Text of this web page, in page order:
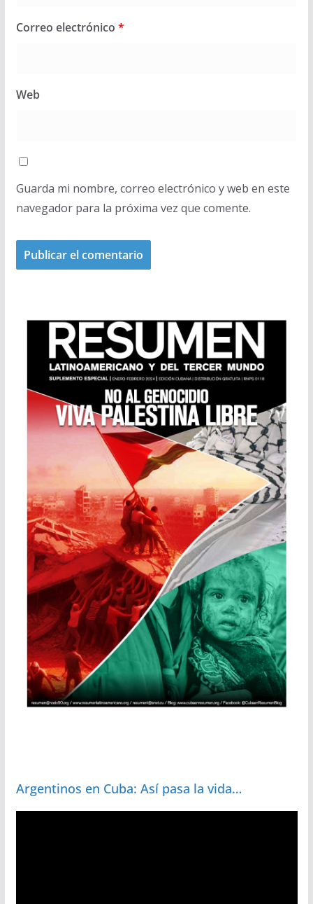
Correo electrónico *
Web
Guarda mi nombre, correo electrónico y web en este
navegador para la próxima vez que comente.
Argentinos en Cuba: Así pasa la vida…